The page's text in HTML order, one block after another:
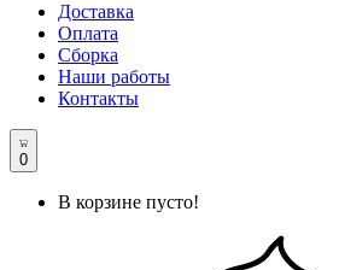
Доставка
Оплата
Сборка
Наши работы
Контакты
0
В корзине пусто!